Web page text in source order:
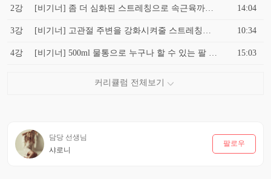
2강 14:04
3강 10:34
4강 15:03
담당 선생님
샤로니
팔로우